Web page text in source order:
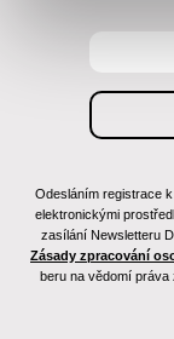
Odesláním registrace
elektronickými
zasílání Newsletteru
Zásady zpracování
beru na vědomí práva